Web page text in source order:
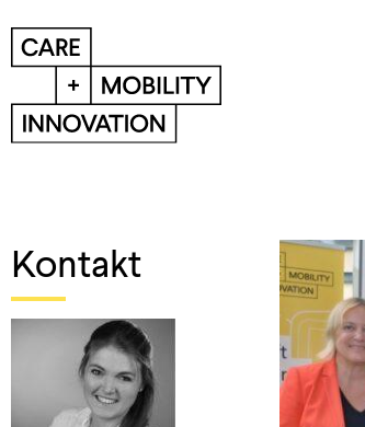
News-Übersicht
Kontakt